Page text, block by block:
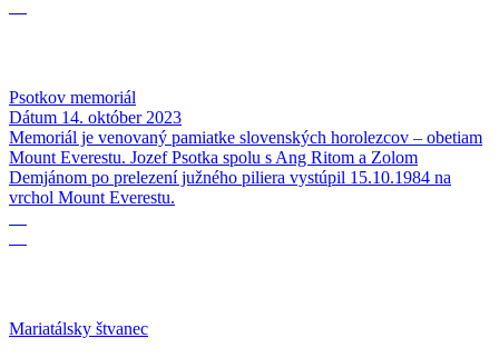
Psotkov memoriál
Dátum 14. október 2023
Memoriál je venovaný pamiatke slovenských horolezcov – obetiam
Mount Everestu. Jozef Psotka spolu s Ang Ritom a Zolom
Demjánom po prelezení južného piliera vystúpil 15.10.1984 na
vrchol Mount Everestu.
Mariatálsky štvanec